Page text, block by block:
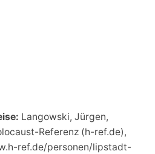
Langowski, Jürgen,
Referenz (h-ref.de),
ref.de/personen/lipstadt-